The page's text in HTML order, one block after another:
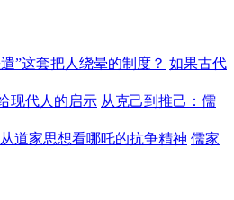
”这套把人绕晕的制度？ 如果古代
现代人的启示 从克己到推己：儒
道家思想看哪吒的抗争精神 儒家